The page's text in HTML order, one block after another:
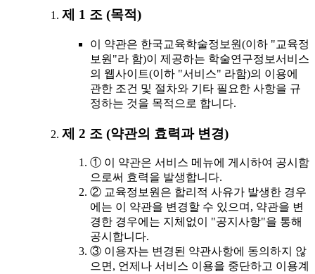
제 1 조 (목적)
이 약관은 한국교육학술정보원(이하 "교육정
보원"라 함)이 제공하는 학술연구정보서비스
의 웹사이트(이하 "서비스" 라함)의 이용에
관한 조건 및 절차와 기타 필요한 사항을 규
정하는 것을 목적으로 합니다.
제 2 조 (약관의 효력과 변경)
① 이 약관은 서비스 메뉴에 게시하여 공시함
으로써 효력을 발생합니다.
② 교육정보원은 합리적 사유가 발생한 경우
에는 이 약관을 변경할 수 있으며, 약관을 변
경한 경우에는 지체없이 "공지사항"을 통해
공시합니다.
③ 이용자는 변경된 약관사항에 동의하지 않
으면, 언제나 서비스 이용을 중단하고 이용계